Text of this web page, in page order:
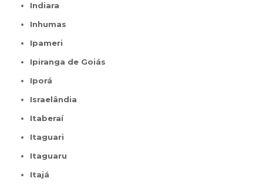
Indiara
Inhumas
Ipameri
Ipiranga de Goiás
Iporá
Israelândia
Itaberaí
Itaguari
Itaguaru
Itajá